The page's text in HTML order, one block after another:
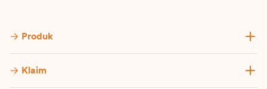
Produk
Klaim